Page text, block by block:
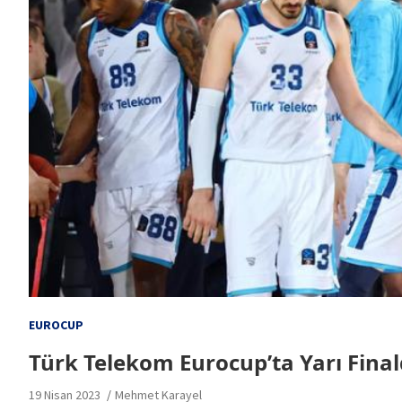
EUROCUP
Türk Telekom Eurocup’ta Yarı
19 Nisan 2023 Mehmet Karayel